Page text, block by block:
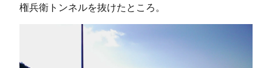
権兵衛トンネルを抜けたところ。